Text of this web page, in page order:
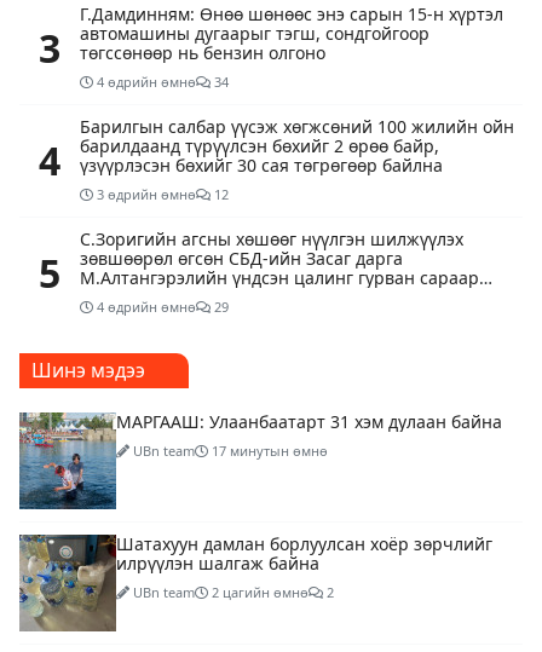
3
Г.Дамдинням: Өнөө шөнөөс энэ сарын 15-н хүртэл
автомашины дугаарыг тэгш, сондгойгоор
төгссөнөөр нь бензин олгоно
4 өдрийн өмнө 34
4
Барилгын салбар үүсэж хөгжсөний 100 жилийн ойн
барилдаанд түрүүлсэн бөхийг 2 өрөө байр,
үзүүрлэсэн бөхийг 30 сая төгрөгөөр байлна
3 өдрийн өмнө 12
5
С.Зоригийн агсны хөшөөг нүүлгэн шилжүүлэх
зөвшөөрөл өгсөн СБД-ийн Засаг дарга
М.Алтангэрэлийн үндсэн цалинг гурван сараар
хасах шийтгэл ногдуулжээ
4 өдрийн өмнө 29
Шинэ мэдээ
МАРГААШ: Улаанбаатарт 31 хэм дулаан байна
UBn team 17 минутын өмнө
Шатахуун дамлан борлуулсан хоёр зөрчлийг
илрүүлэн шалгаж байна
UBn team 2 цагийн өмнө 2